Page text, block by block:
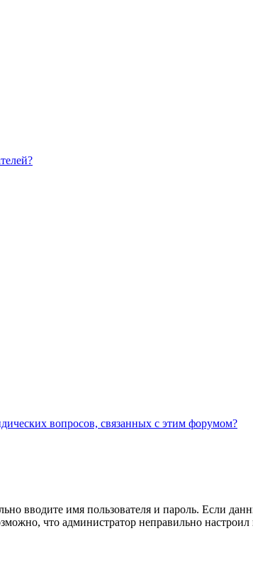
вопросов, связанных с этим форумом?
вводите имя пользователя и пароль. Если
что администратор неправильно